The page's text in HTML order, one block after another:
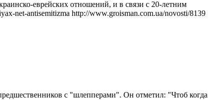
еврейских отношений, и в связи с 20-летним
net-antisemitizma http://www.groisman.com.ua/novosti/8139
с "шлепперами". Он отметил: "Чтоб когда